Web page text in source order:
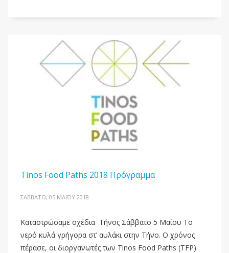
Tinos Food Paths 2018 Πρόγραμμα
ΣΆΒΒΑΤΟ, 05 ΜΑΪ́ΟΥ 2018
Καταστρώσαμε σχέδια Τήνος Σάββατο 5 Μαίου Το
νερό κυλά γρήγορα στ’ αυλάκι στην Τήνο. Ο χρόνος
πέρασε, οι διοργανωτές των Tinos Food Paths (TFP)